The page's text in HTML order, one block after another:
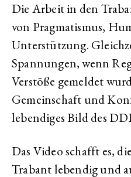
Die Arbeit in den
von Pragmatismus,
Unterstützung.
Spannungen, wenn
Verstöße gemeldet
Gemeinschaft und
lebendiges Bild des
Das Video schafft es,
Trabant lebendig und